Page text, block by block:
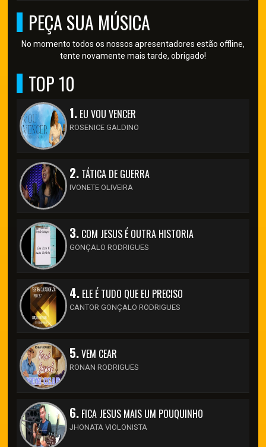
PEÇA SUA MÚSICA
No momento todos os nossos apresentadores estão offline,
tente novamente mais tarde, obrigado!
TOP 10
1. EU VOU VENCER
ROSENICE GALDINO
2. TÁTICA DE GUERRA
IVONETE OLIVEIRA
3. COM JESUS É OUTRA HISTORIA
GONÇALO RODRIGUES
4. ELE É TUDO QUE EU PRECISO
CANTOR GONÇALO RODRIGUES
5.VEM CEAR
RONAN RODRIGUES
6. FICA JESUS MAIS UM POUQUINHO
JHONATA VIOLONISTA